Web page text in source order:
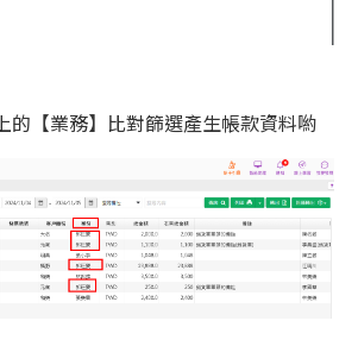
的【業務】比對篩選產生帳款資料喲